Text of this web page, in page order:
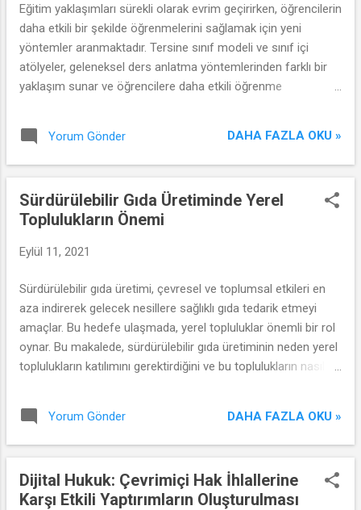
Eğitim yaklaşımları sürekli olarak evrim geçirirken, öğrencilerin
daha etkili bir şekilde öğrenmelerini sağlamak için yeni
yöntemler aranmaktadır. Tersine sınıf modeli ve sınıf içi
atölyeler, geleneksel ders anlatma yöntemlerinden farklı bir
yaklaşım sunar ve öğrencilere daha etkili öğrenme
nasıl daha etkili öğrenebileceğini inceleyeceğiz.
Yorum Gönder DAHA FAZLA OKU »
Sürdürülebilir Gıda Üretiminde Yerel
Toplulukların Önemi
Eylül 11, 2021
Sürdürülebilir gıda üretimi, çevresel ve toplumsal etkileri en
aza indirerek gelecek nesillere sağlıklı gıda tedarik etmeyi
amaçlar. Bu hedefe ulaşmada, yerel topluluklar önemli bir rol
oynar. Bu makalede, sürdürülebilir gıda üretiminin neden yerel
toplulukların katılımını gerektirdiğini ve bu toplulukların nasıl
Yorum Gönder DAHA FAZLA OKU »
Dijital Hukuk: Çevrimiçi Hak İhlallerine
Karşı Etkili Yaptırımların Oluşturulması